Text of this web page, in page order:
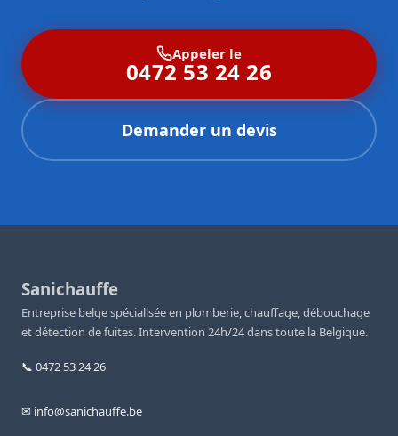
Appeler le
0472 53 24 26
Demander un devis
Sanichauffe
Entreprise belge spécialisée en plomberie, chauffage, débouchage
et détection de fuites. Intervention 24h/24 dans toute la Belgique.
📞 0472 53 24 26
✉ info@sanichauffe.be